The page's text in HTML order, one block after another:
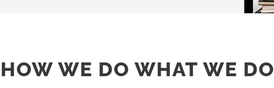
HOW WE DO WHAT WE DO